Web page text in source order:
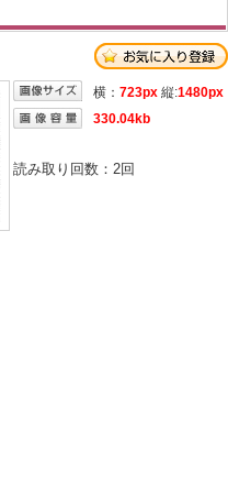
横： 723px 縦:1480px
330.04kb
読み取り回数： 2回